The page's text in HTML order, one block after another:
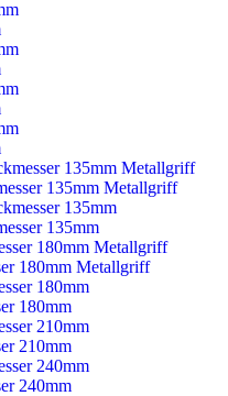
135mm Metallgriff
135mm
180mm Metallgriff
180mm
210mm
240mm